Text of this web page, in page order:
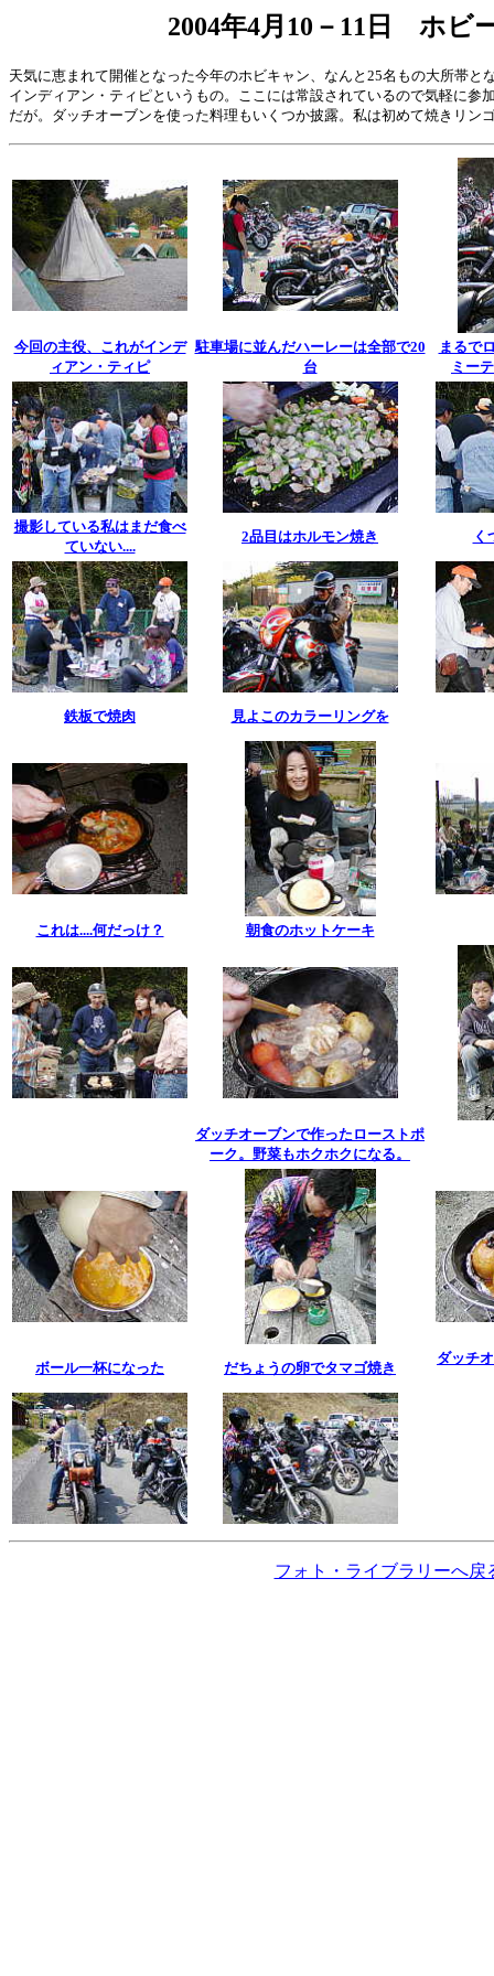
2004年4月10－11日 ホビ
天気に恵まれて開催となった今年のホビキャン、なんと25名もの大所帯
インディアン・ティピというもの。ここには常設されているので気軽に
だが。ダッチオーブンを使った料理もいくつか披露。私は初めて焼きリン
今回の主役、これがインデ
ィアン・ティピ
駐車場に並んだハーレーは全部で20
台
まるで
ミー
撮影している私はまだ食べ
ていない....
2品目はホルモン焼き く
鉄板で焼肉 見よこのカラーリングを
これは....何だっけ？ 朝食のホットケーキ
ダッチオーブンで作ったローストポ
ーク。野菜もホクホクになる。
ボール一杯になった だちょうの卵でタマゴ焼き
ダッチ
フォト・ライブラリーへ戻